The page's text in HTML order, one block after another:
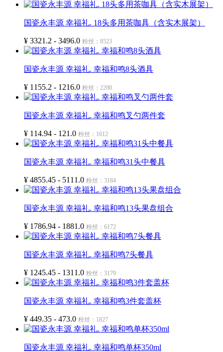
国瓷永丰源 幸福礼. 18头多用茶咖具（含实木展架）
¥ 3321.2 - 3496.0 粉丝：8523
国瓷永丰源 幸福礼. 幸福和鸣8头酒具
¥ 1155.2 - 1216.0 粉丝：2200
国瓷永丰源 幸福礼. 幸福和鸣叉勺两件套
¥ 114.94 - 121.0 粉丝：1612
国瓷永丰源 幸福礼. 幸福和鸣31头中餐具
¥ 4855.45 - 5111.0 粉丝：3184
国瓷永丰源 幸福礼. 幸福和鸣13头果盘组合
¥ 1786.94 - 1881.0 粉丝：6172
国瓷永丰源 幸福礼. 幸福和鸣7头餐具
¥ 1245.45 - 1311.0 粉丝：3179
国瓷永丰源 幸福礼. 幸福和鸣3件套盖杯
¥ 449.35 - 473.0 粉丝：1827
国瓷永丰源 幸福礼. 幸福和鸣单杯350ml